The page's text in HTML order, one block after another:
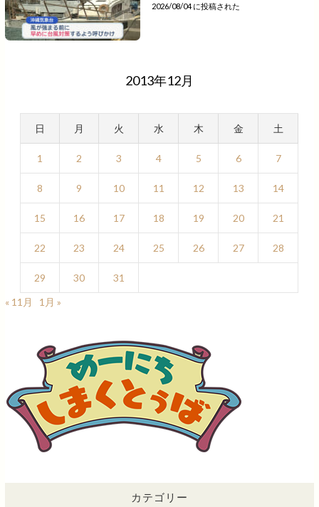
2026/08/04 に投稿された
2013年12月
日 月 火 水 木 金 土
1 2 3 4 5 6 7
8 9 10 11 12 13 14
15 16 17 18 19 20 21
22 23 24 25 26 27 28
29 30
31
« 11月
1月 »
カテゴリー